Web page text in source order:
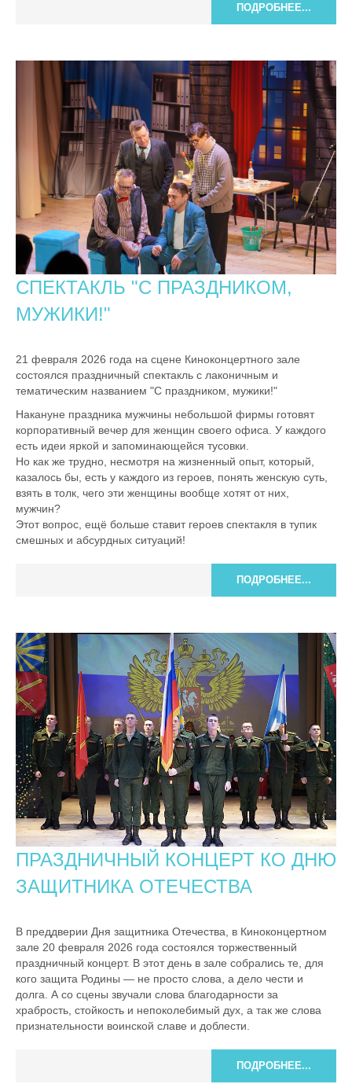
ПОДРОБНЕЕ...
CПЕКТАКЛЬ "С ПРАЗДНИКОМ,
МУЖИКИ!"
21 февраля 2026 года на сцене Киноконцертного зале
состоялся праздничный спектакль с лаконичным и
тематическим названием "С праздником, мужики!"
Накануне праздника мужчины небольшой фирмы готовят
корпоративный вечер для женщин своего офиса. У каждого
есть идеи яркой и запоминающейся тусовки.
Но как же трудно, несмотря на жизненный опыт, который,
казалось бы, есть у каждого из героев, понять женскую суть,
взять в толк, чего эти женщины вообще хотят от них,
мужчин?
Этот вопрос, ещё больше ставит героев спектакля в тупик
смешных и абсурдных ситуаций!
ПОДРОБНЕЕ...
ПРАЗДНИЧНЫЙ КОНЦЕРТ КО ДНЮ
ЗАЩИТНИКА ОТЕЧЕСТВА
В преддверии Дня защитника Отечества, в Киноконцертном
зале 20 февраля 2026 года состоялся торжественный
праздничный концерт. В этот день в зале собрались те, для
кого защита Родины — не просто слова, а дело чести и
долга. А со сцены звучали слова благодарности за
храбрость, стойкость и непоколебимый дух, а так же слова
признательности воинской славе и доблести.
ПОДРОБНЕЕ...